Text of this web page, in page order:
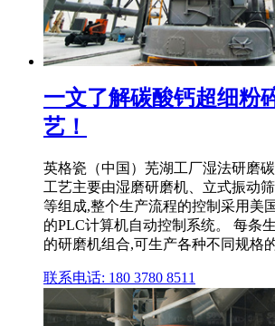
一文了解碳酸钙超细粉
艺！
英格瓷（中国）芜湖工厂湿法研磨
工艺主要由湿磨研磨机、立式振动
等组成,整个生产流程的控制采用美
的PLC计算机自动控制系统。 每条
的研磨机组合,可生产各种不同规格
联系电话: 180 3780 8511